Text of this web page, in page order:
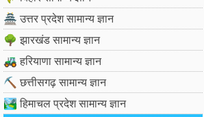
🏯 उत्तर प्रदेश सामान्य ज्ञान
🌳 झारखंड सामान्य ज्ञान
🚜 हरियाणा सामान्य ज्ञान
⛏️ छत्तीसगढ़ सामान्य ज्ञान
🏞️ हिमाचल प्रदेश सामान्य ज्ञान